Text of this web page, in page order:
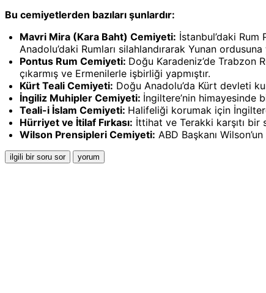
Bu cemiyetlerden bazıları şunlardır:
Mavri Mira (Kara Baht) Cemiyeti: İstanbul’daki
Anadolu’daki Rumları silahlandırarak Yunan
Pontus Rum Cemiyeti: Doğu Karadeniz’de Trabzon
çıkarmış ve Ermenilerle işbirliği yapmıştır.
Kürt Teali Cemiyeti: Doğu Anadolu’da Kürt devleti
İngiliz Muhipler Cemiyeti: İngiltere’nin himayesinde
Teali-i İslam Cemiyeti: Halifeliği korumak için
Hürriyet ve İtilaf Fırkası: İttihat ve Terakki karşıtı
Wilson Prensipleri Cemiyeti: ABD Başkanı